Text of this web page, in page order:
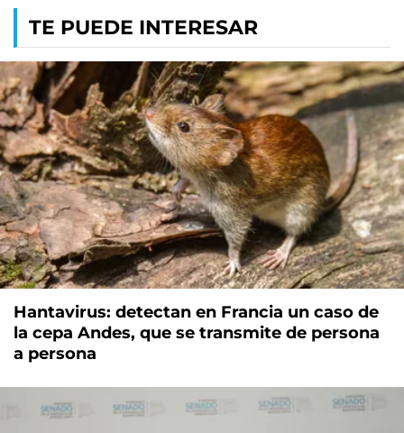
TE PUEDE INTERESAR
Hantavirus: detectan en Francia un caso de
la cepa Andes, que se transmite de persona
a persona